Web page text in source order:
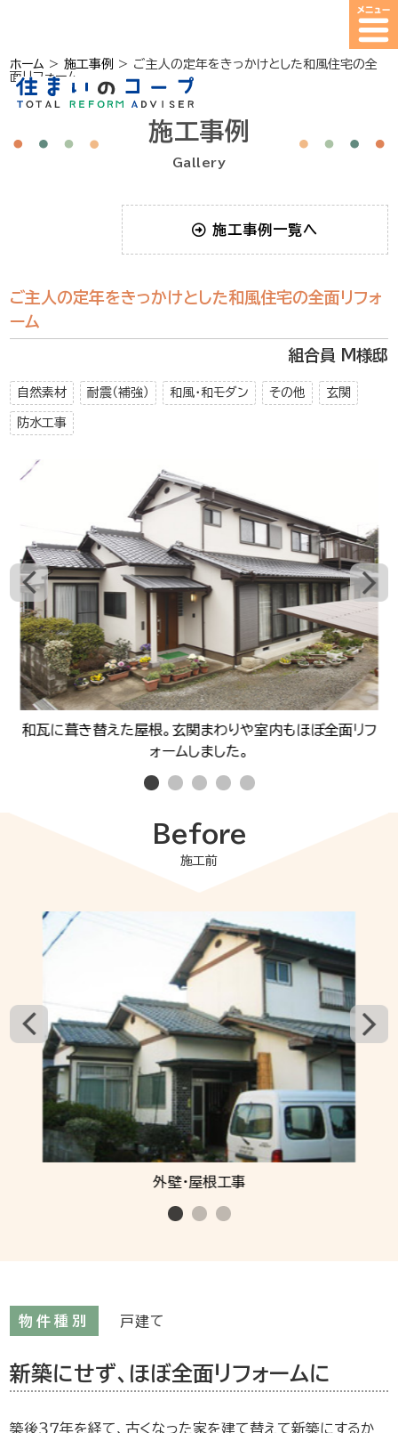
ホーム >施工事例 > ご主人の定年をきっかけとした和風住宅の全
面リフォーム
施工事例
Gallery
施工事例一覧へ
ご主人の定年をきっかけとした和風住宅の全面リフォ
ーム
組合員 M様邸
自然素材 耐震（補強） 和風・和モダン その他 玄関
防水工事
和瓦に葺き替えた屋根。玄関まわりや室内もほぼ全面リフ
ォームしました。
Before
施工前
外壁・屋根工事
物件種別 戸建て
新築にせず、ほぼ全面リフォームに
築後３７年を経て、古くなった家を建て替えて新築にするか